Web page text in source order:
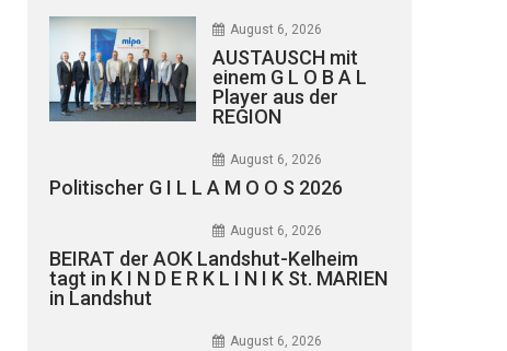
August 6, 2026
AUSTAUSCH mit
einem G L O B A L
Player aus der
REGION
August 6, 2026
Politischer G I L L A M O O S 2026
August 6, 2026
BEIRAT der AOK Landshut-Kelheim
tagt in K I N D E R K L I N I K St. MARIEN
in Landshut
August 6, 2026